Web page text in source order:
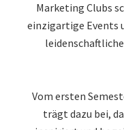
Marketing Clubs
einzigartige Events
Vom ersten
trägt dazu bei,